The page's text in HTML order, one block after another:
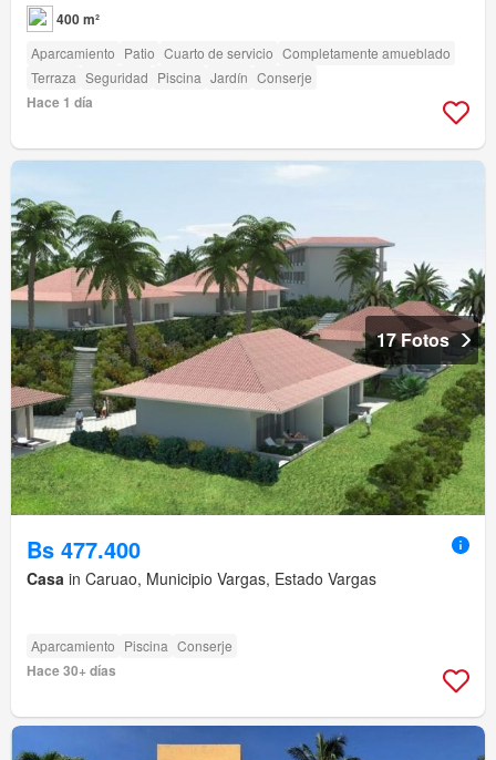
400 m²
Aparcamiento Patio Cuarto de servicio Completamente amueblado
Terraza Seguridad Piscina Jardín Conserje
Hace 1 día
17 Fotos
Bs 477.400
Casa in Caruao, Municipio Vargas, Estado Vargas
Aparcamiento Piscina Conserje
Hace 30+ días